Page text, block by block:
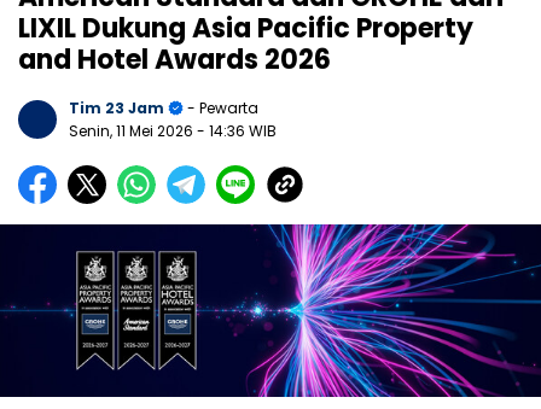
LIXIL Dukung Asia Pacific Property
and Hotel Awards 2026
Tim 23 Jam
- Pewarta
Senin, 11 Mei 2026 - 14:36 WIB